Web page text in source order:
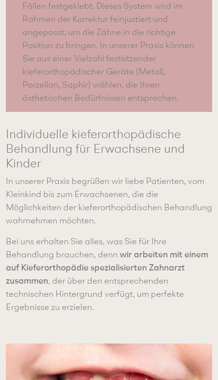
Fällen festgeklebt. Dieses System wird im
Rahmen der Korrektur feinjustiert und
angepasst, um die Zähne in die richtige
Position zu bringen. In unserer Praxis können
Sie aus einer Vielzahl festsitzender
kieferorthopädischer Geräte (Metall,
Porzellan, Saphir) wählen, die Ihren
ästhetischen Bedürfnissen entsprechen.
Individuelle kieferorthopädische
Behandlung für Erwachsene und
Kinder
In unserer Praxis begrüßen wir liebe Patienten, vom
Kleinkind bis zum Erwachsenen, die die
Möglichkeiten der kieferorthopädischen Behandlung
wahrnehmen möchten.
Bei uns erhalten Sie alles, was Sie für Ihre
Behandlung brauchen, denn wir arbeiten mit einem
auf Kieferorthopädie spezialisierten Zahnarzt
zusammen, der über den entsprechenden
technischen Hintergrund verfügt, um perfekte
Ergebnisse zu erzielen.